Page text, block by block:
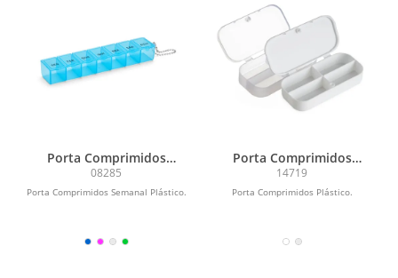
Porta Comprimidos
Semanal Plástico
08285
Porta Comprimidos Semanal Plástico.
Porta Comprimidos
Plástico
14719
Porta Comprimidos Plástico.